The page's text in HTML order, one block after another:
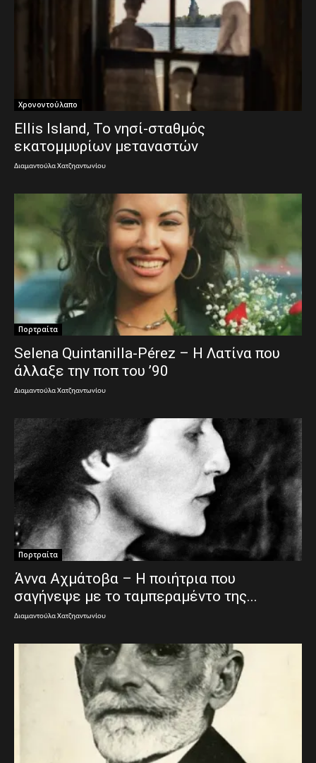
Χρονοντούλαπο
Ellis Island, Το νησί-σταθμός
εκατομμυρίων μεταναστών
Διαμαντούλα Χατζηαντωνίου
Πορτραίτα
Selena Quintanilla-Pérez – Η Λατίνα που
άλλαξε την ποπ του ’90
Διαμαντούλα Χατζηαντωνίου
Πορτραίτα
Άννα Αχμάτοβα – Η ποιήτρια που
σαγήνεψε με το ταμπεραμέντο της...
Διαμαντούλα Χατζηαντωνίου